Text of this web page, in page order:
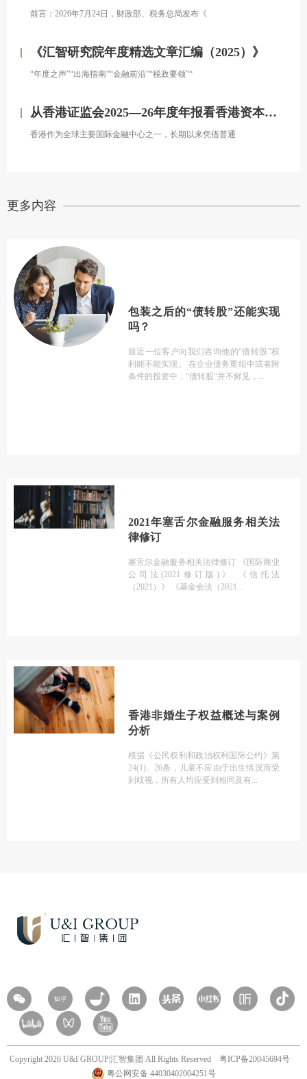
前言：2026年7月24日，财政部、税务总局发布《
《汇智研究院年度精选文章汇编（2025）》
“年度之声”“出海指南”“金融前沿”“税政要领”“
从香港证监会2025—26年度年报看香港资本市场发展的新方向
香港作为全球主要国际金融中心之一，长期以来凭借普通
更多内容
包装之后的“债转股”还能实现
吗？
最近一位客户向我们咨询他的“债转股”权
利能不能实现。 在企业债务重组中或者附
条件的投资中，“债转股”并不鲜见，
2021年塞舌尔金融服务相关法
律修订
塞舌尔金融服务相关法律修订 《国际商业
公司法(2021修订版)》 《信托法
（2021）》 《基金会法（2021
香港非婚生子权益概述与案例
分析
根据《公民权利和政治权利国际公约》第
24(1)、26条，儿童不应由于出生情况而受
到歧视，所有人均应受到相同及有
Copyright 2026 U&I GROUP|汇智集团 All Rights Reserved 粤ICP备20045694号
粤公网安备 44030402004251号